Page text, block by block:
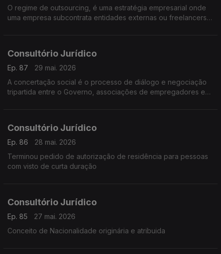
O regime de outsourcing, é uma estratégia empresarial onde
uma empresa subcontrata entidades externas ou freelancers
Consultório Jurídico
Ep. 87
29 mai. 2026
A concertação social é o processo de diálogo e negociação
tripartida entre o Governo, associações de empregadores e
Consultório Jurídico
Ep. 86
28 mai. 2026
Terminou pedido de autorização de residência para pessoas
com visto de curta duração
Consultório Jurídico
Ep. 85
27 mai. 2026
Conceito de Nacionalidade originária e atribuida